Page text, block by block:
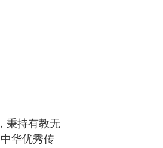
秉持有教无
华优秀传